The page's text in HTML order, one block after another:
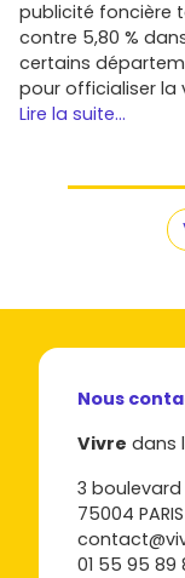
publicité foncière
contre 5,80 %
certains
pour officialiser la
Lire la suite...
Nous
Vivre dans
3 boulevard
75004 PARIS
01 55 95 89